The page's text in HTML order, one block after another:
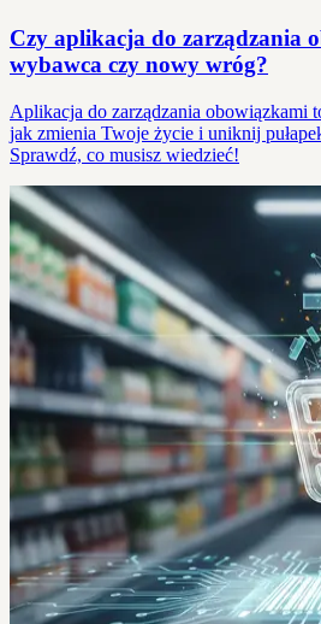
Czy aplikacja do zarządzania
wybawca czy nowy wróg?
Aplikacja do zarządzania obowiązkami
jak zmienia Twoje życie i uniknij
Sprawdź, co musisz wiedzieć!